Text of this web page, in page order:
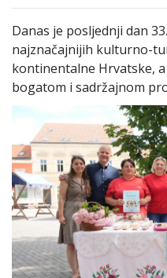
Danas je posljednji dan
najznačajnijih kulturno-
kontinentalne Hrvatske,
bogatom i sadržajnom